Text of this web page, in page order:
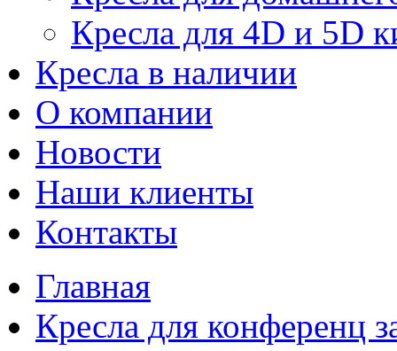
Кресла для 4D и 5D
Кресла в наличии
О компании
Новости
Наши клиенты
Контакты
Главная
Кресла для конференц